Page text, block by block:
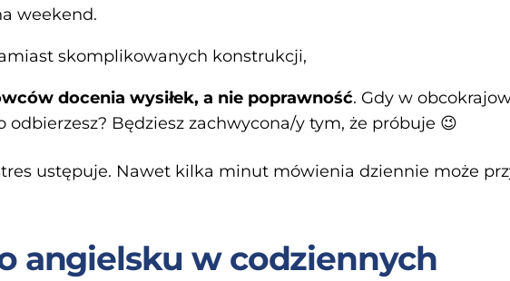
weekend.
skomplikowanych konstrukcji,
docenia wysiłek, a nie poprawność. Gdy w
Będziesz zachwycona/y tym, że próbuje 😉
ustępuje. Nawet kilka minut mówienia dziennie może
angielsku w codziennych